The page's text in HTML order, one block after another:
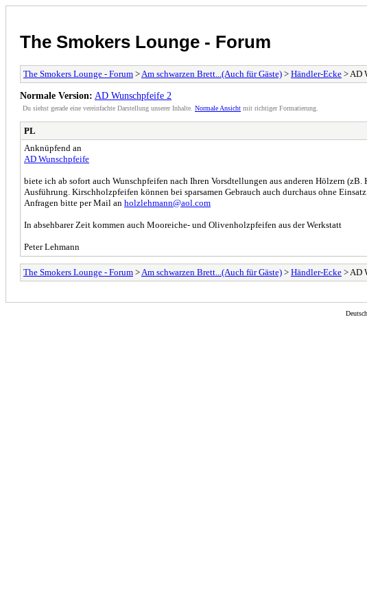
The Smokers Lounge - Forum
The Smokers Lounge - Forum > Am schwarzen Brett...(Auch für Gäste) > Händler-Ecke > AD
Normale Version: AD Wunschpfeife 2
Du siehst gerade eine vereinfachte Darstellung unserer Inhalte. Normale Ansicht mit richtiger Formatierung.
PL
Anknüpfend an
AD Wunschpfeife
biete ich ab sofort auch Wunschpfeifen nach Ihren Vorsdtellungen aus anderen Hölzern
Ausführung. Kirschholzpfeifen können bei sparsamen Gebrauch auch durchaus ohne
Anfragen bitte per Mail an holzlehmann@aol.com
In absehbarer Zeit kommen auch Mooreiche- und Olivenholzpfeifen aus der Werkstatt
Peter Lehmann
The Smokers Lounge - Forum > Am schwarzen Brett...(Auch für Gäste) > Händler-Ecke > AD